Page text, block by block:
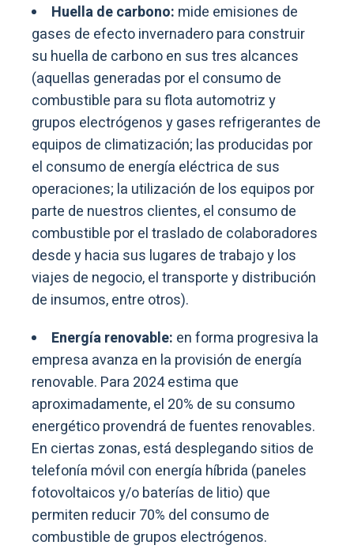
Huella de carbono: mide emisiones de
gases de efecto invernadero para construir
su huella de carbono en sus tres alcances
(aquellas generadas por el consumo de
combustible para su flota automotriz y
grupos electrógenos y gases refrigerantes de
equipos de climatización; las producidas por
el consumo de energía eléctrica de sus
operaciones; la utilización de los equipos por
parte de nuestros clientes, el consumo de
combustible por el traslado de colaboradores
desde y hacia sus lugares de trabajo y los
viajes de negocio, el transporte y distribución
de insumos, entre otros).
Energía renovable: en forma progresiva la
empresa avanza en la provisión de energía
renovable. Para 2024 estima que
aproximadamente, el 20% de su consumo
energético provendrá de fuentes renovables.
En ciertas zonas, está desplegando sitios de
telefonía móvil con energía híbrida (paneles
fotovoltaicos y/o baterías de litio) que
permiten reducir 70% del consumo de
combustible de grupos electrógenos.